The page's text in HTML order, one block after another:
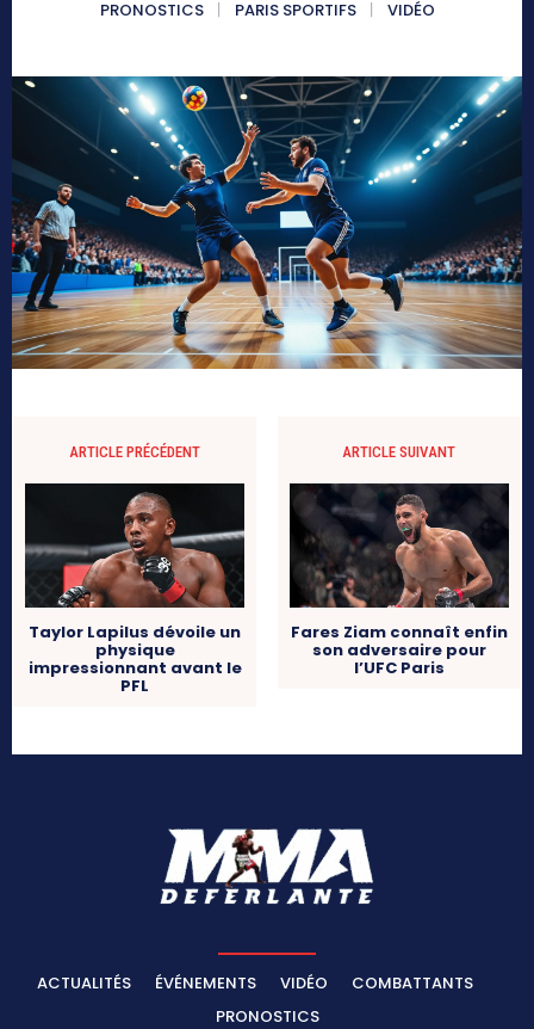
PRONOSTICS
PARIS SPORTIFS VIDÉO
ARTICLE PRÉCÉDENT
Taylor Lapilus dévoile un
physique
impressionnant avant le
PFL
ARTICLE SUIVANT
Fares Ziam connaît enfin
son adversaire pour
l’UFC Paris
ACTUALITÉS ÉVÉNEMENTS VIDÉO
COMBATTANTS
PRONOSTICS